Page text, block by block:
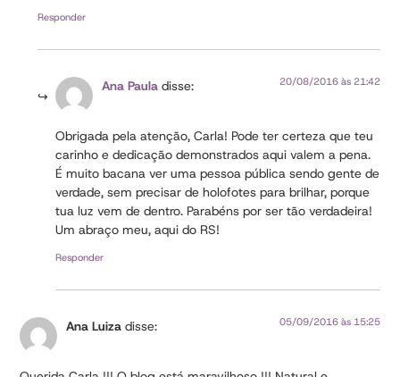
Responder
Ana Paula disse: 20/08/2016 às 21:42
Obrigada pela atenção, Carla! Pode ter certeza que teu
carinho e dedicação demonstrados aqui valem a pena.
É muito bacana ver uma pessoa pública sendo gente de
verdade, sem precisar de holofotes para brilhar, porque
tua luz vem de dentro. Parabéns por ser tão verdadeira!
Um abraço meu, aqui do RS!
Responder
Ana Luiza disse: 05/09/2016 às 15:25